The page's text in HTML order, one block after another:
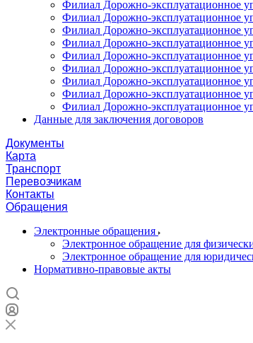
Филиал Дорожно-эксплуатационное
Филиал Дорожно-эксплуатационное
Филиал Дорожно-эксплуатационное
Филиал Дорожно-эксплуатационное
Филиал Дорожно-эксплуатационное
Филиал Дорожно-эксплуатационное
Филиал Дорожно-эксплуатационное
Филиал Дорожно-эксплуатационное
Филиал Дорожно-эксплуатационное
Данные для заключения договоров
Документы
Карта
Транспорт
Перевозчикам
Контакты
Обращения
Электронные обращения
Электронное обращение для
Электронное обращение для
Нормативно-правовые акты